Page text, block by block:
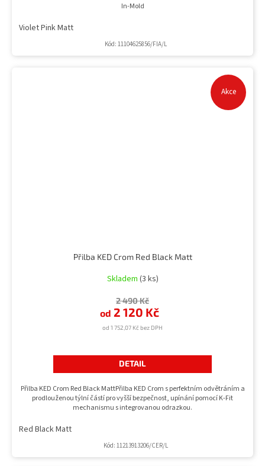
In-Mold
Violet Pink Matt
Kód: 11104625856/FIA/L
Akce
Přilba KED Crom Red Black Matt
Skladem (3 ks)
od 1 752,07 Kč bez DPH
od 2 120 Kč
2 490 Kč
DETAIL
Přilba KED Crom Red Black MattPřilba KED Crom s perfektním odvětráním a
prodlouženou týlní částí pro vyšší bezpečnost, upínání pomocí K-Fit
mechanismu s integrovanou odrazkou.
Red Black Matt
Kód: 11213913206/CER/L